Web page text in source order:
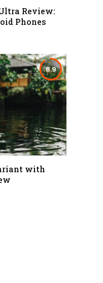
Review:
Phones
8.9
with